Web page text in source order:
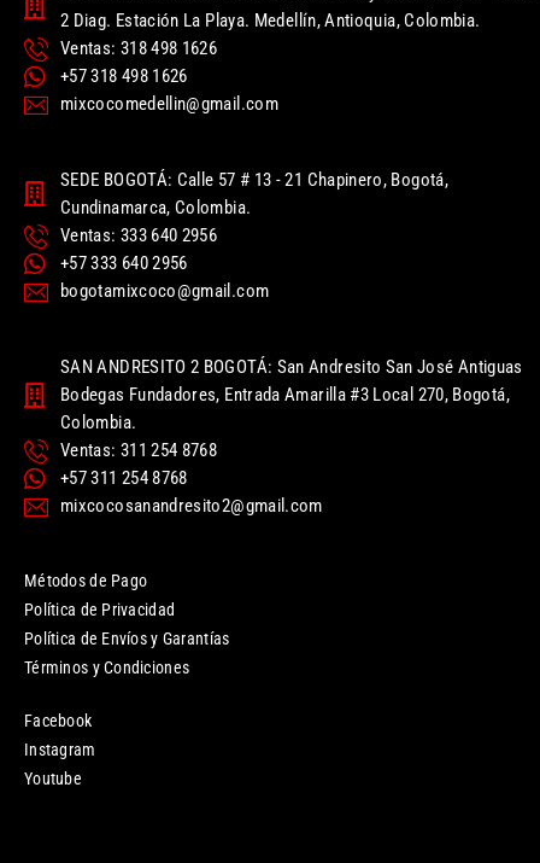
2 Diag. Estación La Playa. Medellín, Antioquia, Colombia.
Ventas: 318 498 1626
+57 318 498 1626
mixcocomedellin@gmail.com
SEDE BOGOTÁ: Calle 57 # 13 - 21 Chapinero, Bogotá,
Cundinamarca, Colombia.
Ventas: 333 640 2956
+57 333 640 2956
bogotamixcoco@gmail.com
SAN ANDRESITO 2 BOGOTÁ: San Andresito San José Antiguas
Bodegas Fundadores, Entrada Amarilla #3 Local 270, Bogotá,
Colombia.
Ventas: 311 254 8768
+57 311 254 8768
mixcocosanandresito2@gmail.com
Métodos de Pago
Política de Privacidad
Política de Envíos y Garantías
Términos y Condiciones
Facebook
Instagram
Youtube